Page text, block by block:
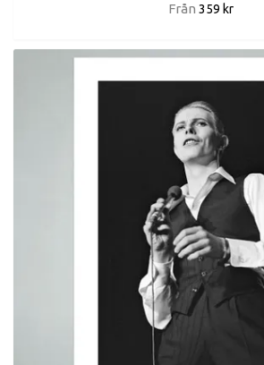
Från 359 kr